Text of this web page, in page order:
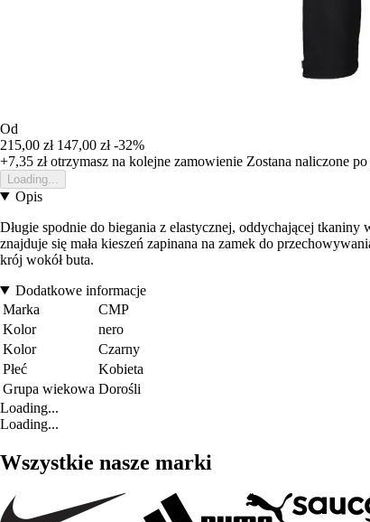
Od
215,00 zł 147,00 zł -32%
+7,35 złotrzymasz na kolejne zamowienie Zostana naliczone
Loading...
Opis
Długie spodnie do biegania z elastycznej, oddychającej
znajduje się mała kieszeń zapinana na zamek do
krój wokół buta.
Dodatkowe informacje
Marka
CMP
Kolor
nero
Kolor
Czarny
Płeć
Kobieta
Grupa wiekowa Dorośli
Loading...
Loading...
Wszystkie nasze marki